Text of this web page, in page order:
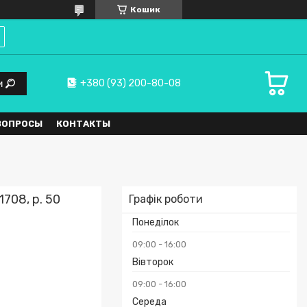
Кошик
+380 (93) 200-80-08
КОНТАКТЫ
Графік роботи
Понеділок
09:00 16:00
Вівторок
09:00 16:00
Середа
р. 50